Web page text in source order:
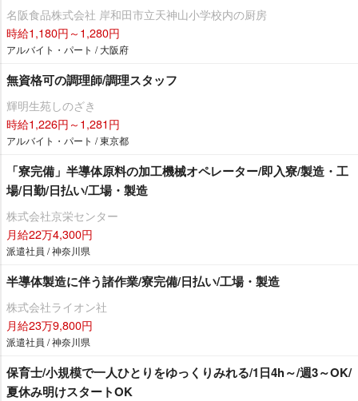
名阪食品株式会社 岸和田市立天神山小学校内の厨房
時給1,180円～1,280円
アルバイト・パート / 大阪府
無資格可の調理師/調理スタッフ
輝明生苑しのざき
時給1,226円～1,281円
アルバイト・パート / 東京都
「寮完備」半導体原料の加工機械オペレーター/即入寮/製造・工
場/日勤/日払い/工場・製造
株式会社京栄センター
月給22万4,300円
派遣社員 / 神奈川県
半導体製造に伴う諸作業/寮完備/日払い/工場・製造
株式会社ライオン社
月給23万9,800円
派遣社員 / 神奈川県
保育士/小規模で一人ひとりをゆっくりみれる/1日4h～/週3～OK/
夏休み明けスタートOK